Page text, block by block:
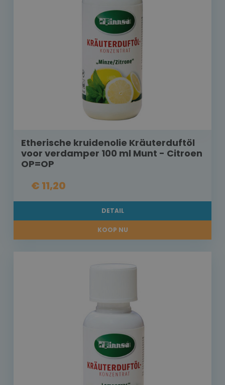
Etherische kruidenolie Kräuterduftöl
voor verdamper 100 ml Munt - Citroen
OP=OP
€ 11,20
DETAIL
KOOP NU